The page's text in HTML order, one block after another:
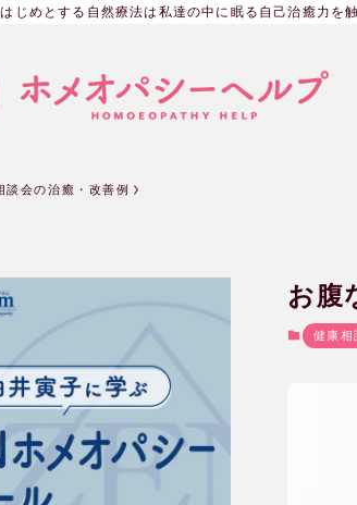
じめとする自然療法は私達の中に眠る自己治癒力を
談会の治癒・改善例
お腹
健康相